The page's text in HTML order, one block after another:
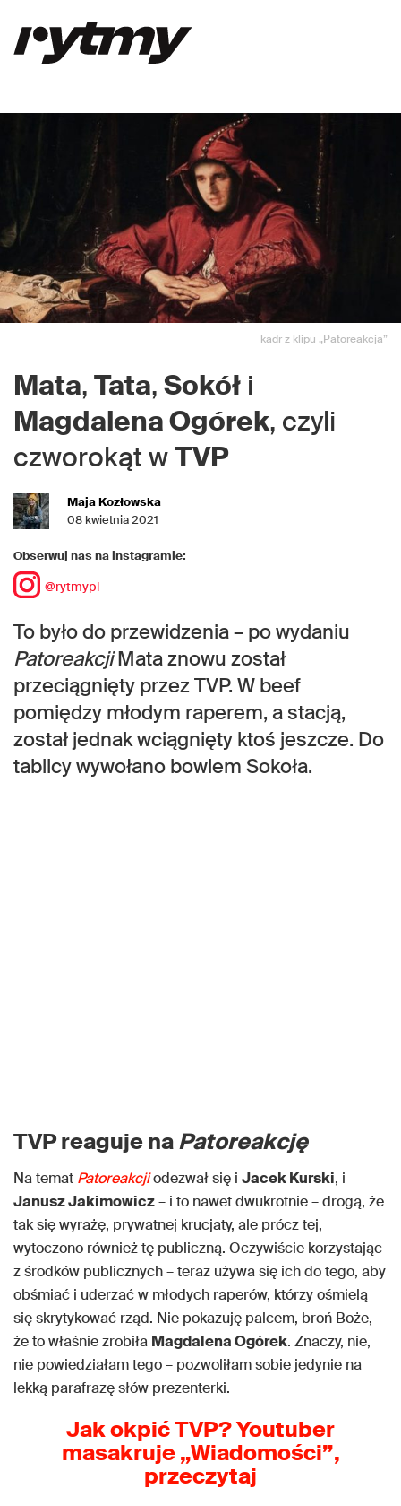
kadr z klipu „Patoreakcja”
Mata, Tata, Sokół i
Magdalena Ogórek, czyli
czworokąt wTVP
Maja Kozłowska
08 kwietnia 2021
Obserwuj nas na instagramie:
@rytmypl
To było do przewidzenia – po wydaniu
PatoreakcjiMata znowu został
przeciągnięty przez TVP. W beef
pomiędzy młodym raperem, a stacją,
został jednak wciągnięty ktoś jeszcze. Do
tablicy wywołano bowiem Sokoła.
TVP reaguje naPatoreakcję
Na temat Patoreakcjiodezwał się i Jacek Kurski, i
Janusz Jakimowicz– i to nawet dwukrotnie – drogą, że
tak się wyrażę, prywatnej krucjaty, ale prócz tej,
wytoczono również tę publiczną. Oczywiście korzystając
z środków publicznych – teraz używa się ich do tego, aby
obśmiać i uderzać w młodych raperów, którzy ośmielą
się skrytykować rząd. Nie pokazuję palcem, broń Boże,
że to właśnie zrobiła Magdalena Ogórek. Znaczy, nie,
nie powiedziałam tego – pozwoliłam sobie jedynie na
lekką parafrazę słów prezenterki.
Jak okpićTVP? Youtuber
masakruje „Wiadomości”,
przeczytaj